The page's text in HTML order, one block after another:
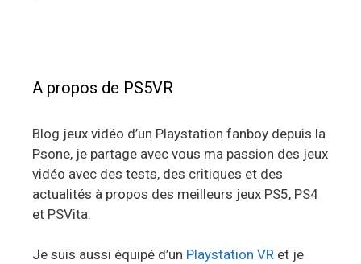
A propos de PS5VR
Blog jeux vidéo d’un Playstation fanboy depuis la
Psone, je partage avec vous ma passion des jeux
vidéo avec des tests, des critiques et des
actualités à propos des meilleurs jeux PS5, PS4
et PSVita.
Je suis aussi équipé d’un Playstation VR et je